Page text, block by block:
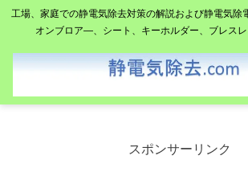
工場、家庭での静電気除去対策の解説および静電気除
オンブロア―、シート、キーホルダー、ブレスレ
スポンサーリンク